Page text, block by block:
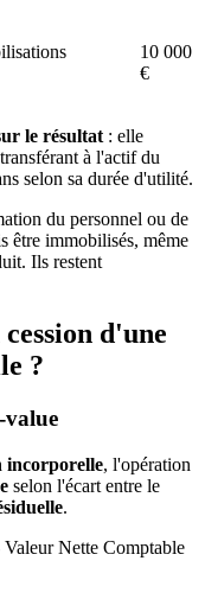
10 000
€
le résultat : elle
à l'actif du
selon sa durée d'utilité.
du personnel ou de
être immobilisés, même
Ils restent
d'une
?
value
incorporelle, l'opération
selon l'écart entre le
.
Nette Comptable